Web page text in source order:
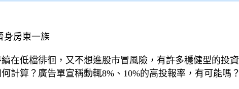
身房東一族
在低檔徘徊，又不想進股市冒風險，有許多穩健型的投
計算？廣告單宣稱動輒8%、10%的高投報率，有可能嗎